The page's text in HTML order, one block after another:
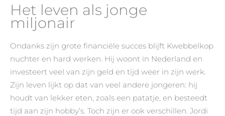
Het leven als jonge
miljonair
Ondanks zijn grote financiële succes blijft Kwebbelkop
nuchter en hard werken. Hij woont in Nederland en
investeert veel van zijn geld en tijd weer in zijn werk.
Zijn leven lijkt op dat van veel andere jongeren: hij
houdt van lekker eten, zoals een patatje, en besteedt
tijd aan zijn hobby’s. Toch zijn er ook verschillen. Jordi